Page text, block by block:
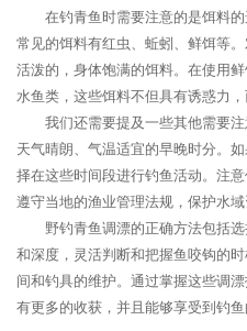
在钓青鱼时需要注意的是饵料
常见的饵料有红虫、蚯蚓、鲜饵等
活泼的，身体饱满的饵料。在使用
水鱼类，这些饵料不但具有诱惑力
我们还需要提及一些其他需要
天气晴朗、气温适宜的早晚时分。
择在这些时间段进行钓鱼活动。注
遵守当地的渔业管理法规，保护水域
野钓青鱼调漂的正确方法包括
和深度，灵活判断和把握鱼咬钩的
间和钓具的维护。通过掌握这些调
有更多的收获，并且能够享受到钓鱼